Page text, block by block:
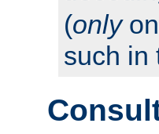
(onlyon
such in